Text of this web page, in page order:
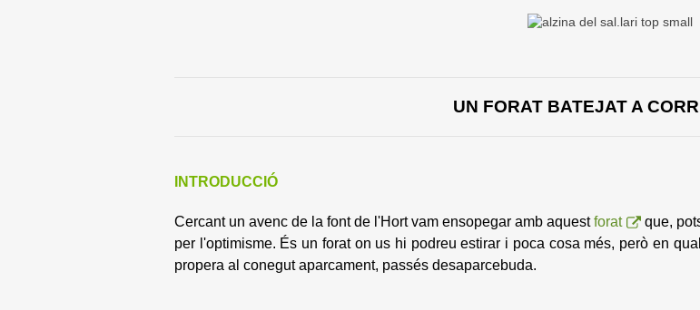
UN FORAT BATEJAT A
INTRODUCCIÓ
Cercant un avenc de la font de l'Hort vam ensopegar amb aquestforat
que,
per l'optimisme. És un forat on us hi podreu estirar i poca cosa més, però en
propera al conegut aparcament, passés desaparcebuda.